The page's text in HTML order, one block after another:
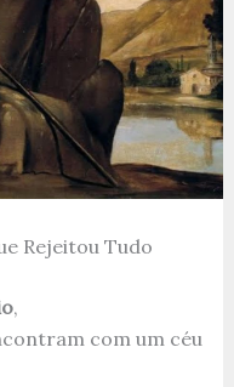
Rejeitou Tudo
,
com um céu